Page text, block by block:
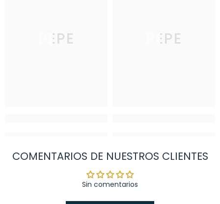
PEPE PEPE
COMENTARIOS DE NUESTROS CLIENTES
Sin comentarios